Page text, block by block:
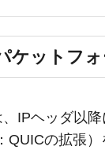
ケットフォ
IPヘッダ以
の拡張）